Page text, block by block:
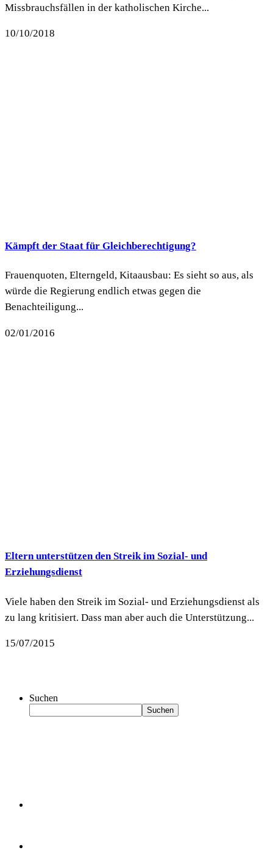
Missbrauchsfällen in der katholischen Kirche...
10/10/2018
Kämpft der Staat für Gleichberechtigung?
Frauenquoten, Elterngeld, Kitaausbau: Es sieht so aus, als
würde die Regierung endlich etwas gegen die
Benachteiligung...
02/01/2016
Eltern unterstützen den Streik im Sozial- und
Erziehungsdienst
Viele haben den Streik im Sozial- und Erziehungsdienst als
zu lang kritisiert. Dass man aber auch die Unterstützung...
15/07/2015
Suchen
Suchen